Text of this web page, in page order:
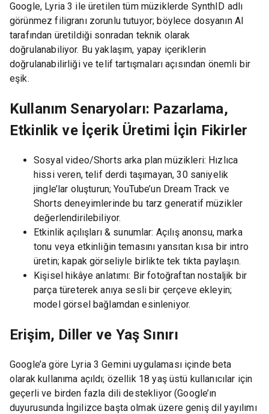
Google, Lyria 3 ile üretilen tüm müziklerde SynthID adlı
görünmez filigranı zorunlu tutuyor; böylece dosyanın AI
tarafından üretildiği sonradan teknik olarak
doğrulanabiliyor. Bu yaklaşım, yapay içeriklerin
doğrulanabilirliği ve telif tartışmaları açısından önemli bir
eşik.
Kullanım Senaryoları: Pazarlama,
Etkinlik ve İçerik Üretimi İçin Fikirler
Sosyal video/Shorts arka plan müzikleri: Hızlıca
hissi veren, telif derdi taşımayan, 30 saniyelik
jingle’lar oluşturun; YouTube’un Dream Track ve
Shorts deneyimlerinde bu tarz generatif müzikler
değerlendirilebiliyor.
Etkinlik açılışları & sunumlar: Açılış anonsu, marka
tonu veya etkinliğin temasını yansıtan kısa bir intro
üretin; kapak görseliyle birlikte tek tıkta paylaşın.
Kişisel hikâye anlatımı: Bir fotoğraftan nostaljik bir
parça türeterek anıya sesli bir çerçeve ekleyin;
model görsel bağlamdan esinleniyor.
Erişim, Diller ve Yaş Sınırı
Google’a göre Lyria 3 Gemini uygulaması içinde beta
olarak kullanıma açıldı; özellik 18 yaş üstü kullanıcılar için
geçerli ve birden fazla dili destekliyor (Google’ın
duyurusunda İngilizce başta olmak üzere geniş dil yayılımı